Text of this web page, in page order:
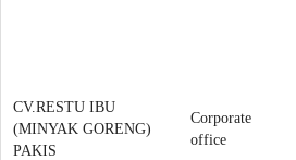
CV.RESTU IBU
(MINYAK GORENG)
PAKIS
Corporate
office